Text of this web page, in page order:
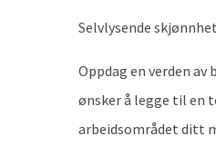
Selvlysende
Oppdag en verden
ønsker å legge til en
arbeidsområdet ditt